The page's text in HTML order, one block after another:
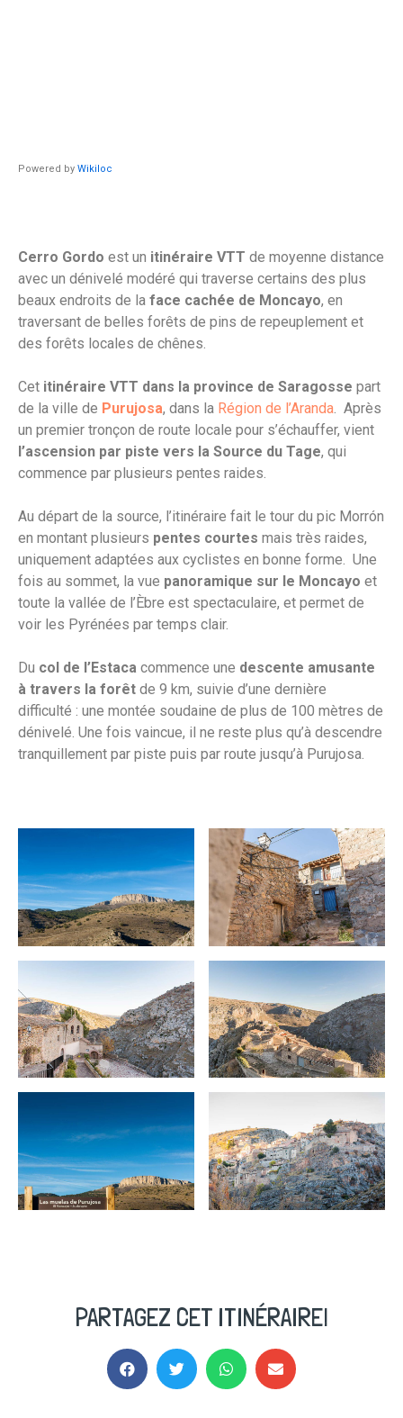
Powered by Wikiloc
Cerro Gordo est un itinéraire VTT de moyenne distance
avec un dénivelé modéré qui traverse certains des plus
beaux endroits de la face cachée de Moncayo, en
traversant de belles forêts de pins de repeuplement et
des forêts locales de chênes.
Cet itinéraire VTT dans la province de Saragosse part
de la ville de Purujosa, dans la Région de l’Aranda. Après
un premier tronçon de route locale pour s’échauffer, vient
l’ascension par piste vers la Source du Tage, qui
commence par plusieurs pentes raides.
Au départ de la source, l’itinéraire fait le tour du pic Morrón
en montant plusieurs pentes courtes mais très raides,
uniquement adaptées aux cyclistes en bonne forme. Une
fois au sommet, la vue panoramique sur le Moncayo et
toute la vallée de l’Èbre est spectaculaire, et permet de
voir les Pyrénées par temps clair.
Du col de l’Estaca commence une descente amusante
à travers la forêt de 9 km, suivie d’une dernière
difficulté : une montée soudaine de plus de 100 mètres de
dénivelé. Une fois vaincue, il ne reste plus qu’à descendre
tranquillement par piste puis par route jusqu’à Purujosa.
PARTAGEZ CET ITINÉRAIRE!